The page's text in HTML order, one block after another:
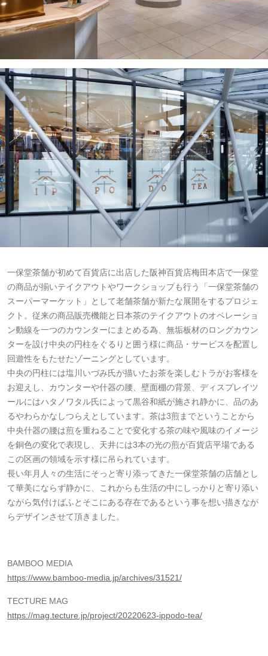
一保堂茶舗が初めて百貨店に出店した阪神百貨店梅田本店で一保堂
の商品が揃いテイクアウトやワークショップも行う「一保堂茶舗の
スーパーマーケット」として老舗茶舗が新たな展開をするプロジェ
クト。従来の商品販売機能と日本茶のテイクアウトのオペレーショ
ン動線を一つのカウンターにまとめる為、無垢板材のロングカウン
ターを設け中央の円柱をぐるりと囲う様に商品・サービスを配置し
回遊性をもたせたゾーニングとしています。
中央の円柱には塩川いづみ氏が描いたお茶を楽しむトラがお客様を
お迎えし、カウンターや什器の腰、壁面棚の背景、ディスプレイツ
ールにはハタノワタル氏によって黒谷和紙が施され静かに、品のあ
るやわらかなしつらえとしています。茶は3煎までということから
中央什器の腰は煎を重ねることで変化する茶の味や風味のイメージ
を銅色の変化で表現し、天井には3本の光の煎が百貨店平場である
この区画の領域を示す様に吊られています。
長い年月人々の生活にそっと寄り添ってきた一保堂茶舗の店舗とし
て華美にならず静かに、これからも生活の中にしっかりと寄り添い
ながら気付けばふとそこにある存在であるという事を想い描きなが
らデザインさせて頂きました。
BAMBOO MEDIA
https://www.bamboo-media.jp/archives/31521/
TECTURE MAG
https://mag.tecture.jp/project/20220623-ippodo-tea/